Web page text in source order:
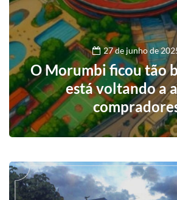
27 de junho de
O Morumbi ficou tão
está voltando a